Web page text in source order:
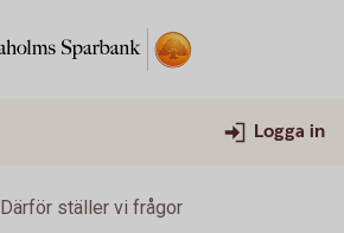
Logga in
Därför ställer vi frågor